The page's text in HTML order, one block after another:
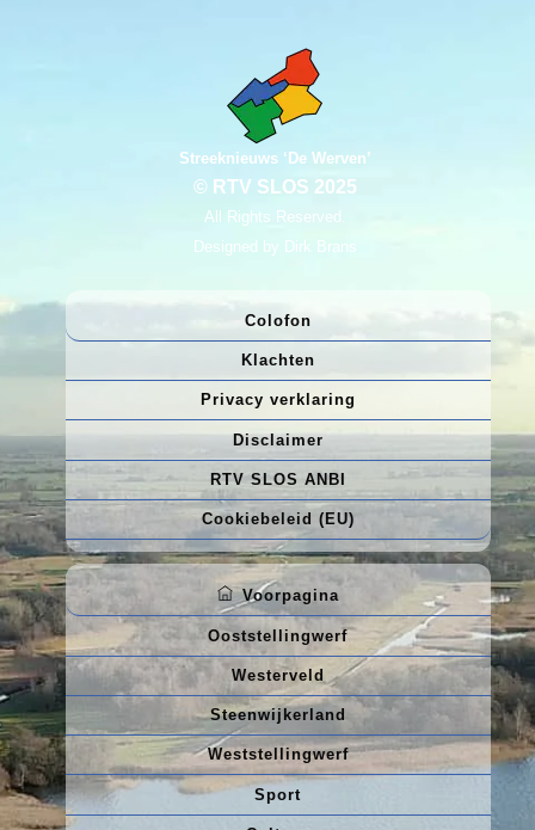
Streeknieuws ‘De Werven’
© RTV SLOS 2025
All Rights Reserved.
Designed by Dirk Brans
Colofon
Klachten
Privacy verklaring
Disclaimer
RTV SLOS ANBI
Cookiebeleid (EU)
Voorpagina
Ooststellingwerf
Westerveld
Steenwijkerland
Weststellingwerf
Sport